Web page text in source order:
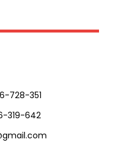
728-351
319-642